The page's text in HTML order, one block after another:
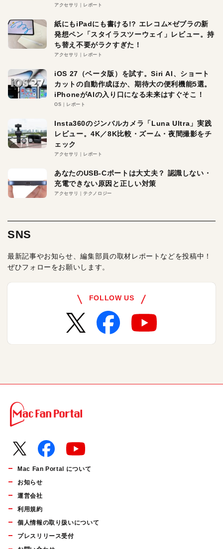
アクセサリ レポート
紙にもiPadにも書ける!? エレコム×ゼブラの新
発想ペン「スタイラスツーウェイ」レビュー。持
ち替え不要がラクすぎた！
アクセサリ レポート
iOS 27（ベータ版）を試す。Siri AI、ショート
カットの自動作成ほか、期待大の便利機能5選。
iPhoneがAIの入り口になる未来はすぐそこ！
OS レポート
Insta360のジンバルカメラ「Luna Ultra」実践
レビュー。4K／8K比較・ズーム・夜間撮影をチ
ェック
アクセサリ レポート
あなたのUSB-Cポートは大丈夫？ 認識しない・
充電できない原因と正しい対策
アクセサリ テクノロジー
SNS
最新記事やお知らせ、編集部員の取材レポートなどを投稿中！
ぜひフォローをお願いします。
FOLLOW US
Mac Fan Portal について
お知らせ
運営会社
利用規約
個人情報の取り扱いについて
プレスリリース受付